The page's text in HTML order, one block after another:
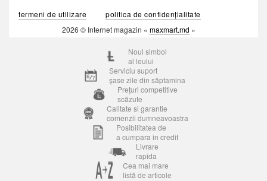
termeni de utilizare
politica de confidențialitate
2026 © Internet magazin « maxmart.md »
Noul simbol
al leului
Serviciu suport
șase zile din săptamina
Prețuri competitive
scăzute
Calitate si garantie
comenzii dumneavoastra
Posibilitatea de
a cumpara in credit
Livrare
rapida
Cea mai mare
listă de articole